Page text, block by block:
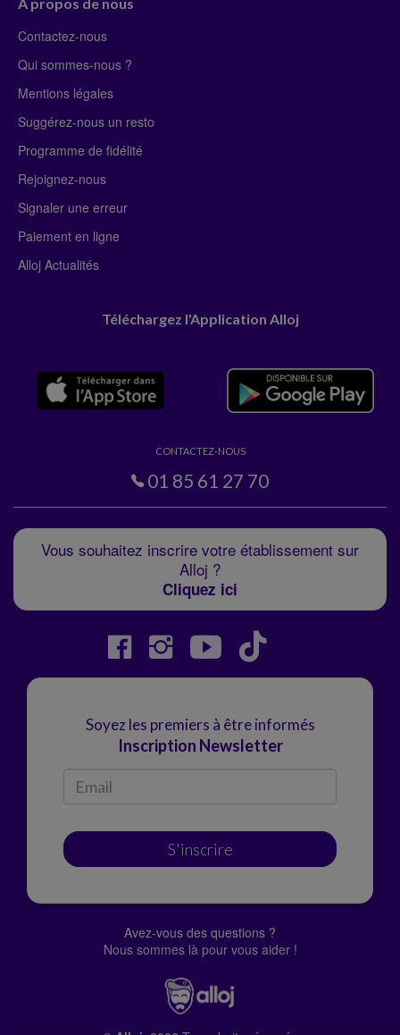
Contactez-nous
Qui sommes-nous ?
Mentions légales
Suggérez-nous un resto
Programme de fidélité
Rejoignez-nous
Signaler une erreur
Paiement en ligne
Alloj Actualités
Téléchargez l'Application Alloj
CONTACTEZ-NOUS
01 85 61 27 70
Vous souhaitez inscrire votre établissement sur
Alloj ?
Cliquez ici
Soyez les premiers à être informés
Inscription Newsletter
S'inscrire
Avez-vous des questions ?
Nous sommes là pour vous aider !